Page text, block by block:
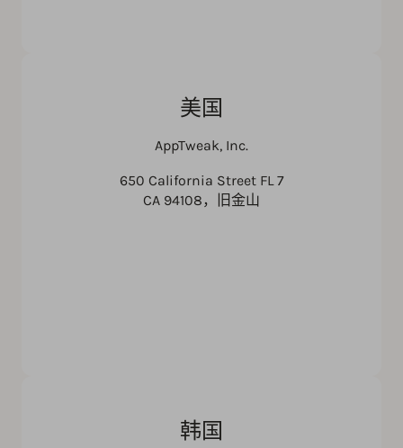
美国
AppTweak, Inc.
650 California Street FL 7
CA 94108，旧金山
韩国